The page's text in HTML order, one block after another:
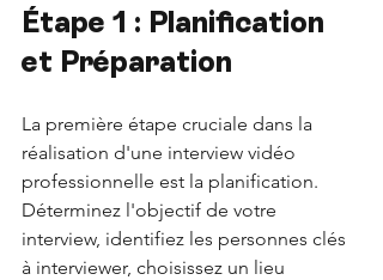
Étape 1 : Planification
et Préparation
La première étape cruciale dans la
réalisation d'une interview vidéo
professionnelle est la planification.
Déterminez l'objectif de votre
interview, identifiez les personnes clés
à interviewer, choisissez un lieu